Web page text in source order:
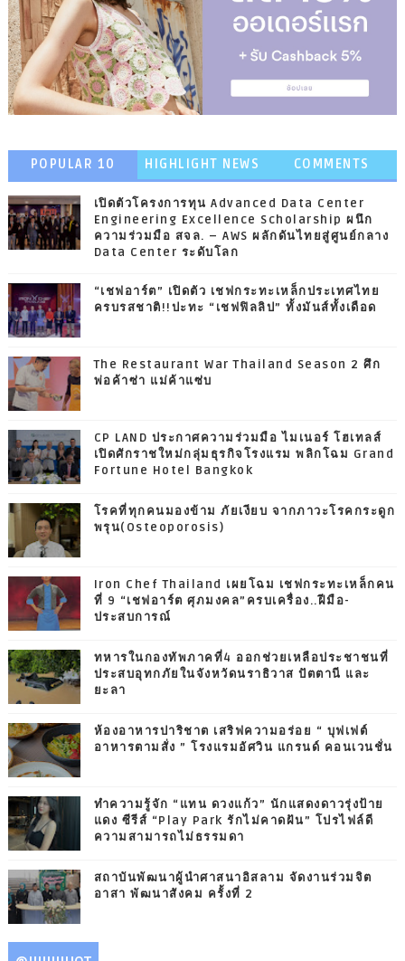
POPULAR 10 HIGHLIGHT NEWS COMMENTS
เปิดตัวโครงการทุน Advanced Data Center
Engineering Excellence Scholarship ผนึก
ความร่วมมือ สจล. – AWS ผลักดันไทยสู่ศูนย์กลาง
Data Center ระดับโลก
“เชฟอาร์ต” เปิดตัว เชฟกระทะเหล็กประเทศไทย
ครบรสชาติ!!ปะทะ “เชฟฟิลลิป” ทั้งมันส์ทั้งเดือด
The Restaurant War Thailand Season 2 ศึก
พ่อค้าซ่า แม่ค้าแซ่บ
CP LAND ประกาศความร่วมมือ ไมเนอร์ โฮเทลส์
เปิดศักราชใหม่กลุ่มธุรกิจโรงแรม พลิกโฉม Grand
Fortune Hotel Bangkok
โรคที่ทุกคนมองข้าม ภัยเงียบ จากภาวะโรคกระดูก
พรุน(Osteoporosis)
Iron Chef Thailand เผยโฉม เชฟกระทะเหล็กคน
ที่ 9 “เชฟอาร์ต ศุภมงคล”ครบเครื่อง..ฝีมือ-
ประสบการณ์
ทหารในกองทัพภาคที่4 ออกช่วยเหลือประชาชนที่
ประสบอุทกภัยในจังหวัดนราธิวาส ปัตตานี และ
ยะลา
ห้องอาหารปาริชาต เสริฟความอร่อย “ บุฟเฟต์
อาหารตามสั่ง ” โรงแรมอัศวิน แกรนด์ คอนเวนชั่น
ทำความรู้จัก “แทน ดวงแก้ว” นักแสดงดาวรุ่งป้าย
แดง ซีรีส์ “Play Park รักไม่คาดฝัน” โปรไฟล์ดี
ความสามารถไม่ธรรมดา
สถาบันพัฒนาผู้นำศาสนาอิสลาม จัดงานร่วมจิต
อาสา พัฒนาสังคม ครั้งที่ 2